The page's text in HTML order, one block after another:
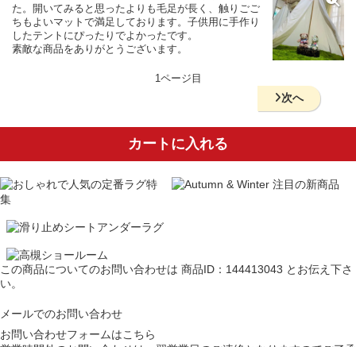
た。開いてみると思ったよりも毛足が長く、触りごご
ちもよいマットで満足しております。子供用に手作り
したテントにぴったりでよかったです。
素敵な商品をありがとうございます。
1ページ目
次へ
カートに入れる
この商品についてのお問い合わせは 商品ID：144413043 とお伝え下さ
い。
メールでのお問い合わせ
お問い合わせフォームはこちら